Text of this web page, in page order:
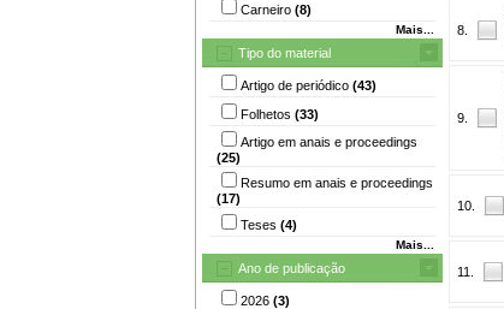
Carneiro (8)
Mais...
Tipo do material
Artigo de periódico (43)
Folhetos (33)
Artigo em anais e proceedings
(25)
Resumo em anais e proceedings
(17)
Teses (4)
Mais...
Ano de publicação
2026 (3)
8.
9.
10.
11.